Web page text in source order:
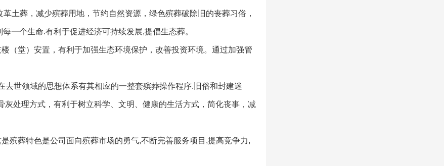
土葬，减少殡葬用地，节约自然资源，绿色殡葬破除旧的丧葬习俗，
一个生命.有利于促进经济可持续发展,提倡生态葬。
（堂）安置，有利于加强生态环境保护，改善投资环境。通过加强管
世领域的思想体系有其相应的一整套殡葬操作程序.旧俗和封建迷
处理方式，有利于树立科学、文明、健康的生活方式，简化丧事，减
殡葬特色是公司面向殡葬市场的勇气,不断完善服务项目,提高竞争力,